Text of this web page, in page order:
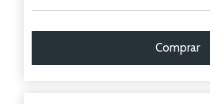
Comprar